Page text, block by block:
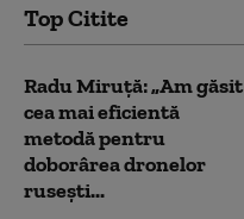
Top Citite
Radu Miruță: „Am găsit
cea mai eficientă
metodă pentru
doborârea dronelor
rusești...